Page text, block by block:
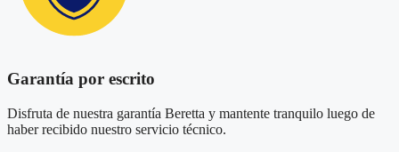
Garantía por escrito
Disfruta de nuestra garantía Beretta y mantente tranquilo luego de
haber recibido nuestro servicio técnico.